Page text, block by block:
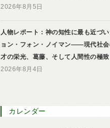
2026年8月5日
人物レポート：神の知性に最も近づ
ョン・フォン・ノイマン――現代社
才の栄光、葛藤、そして人間性の極致
2026年8月4日
カレンダー